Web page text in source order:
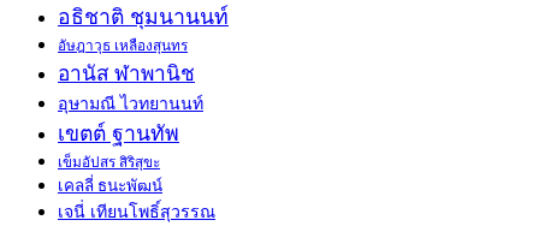
อธิชาติ ชุมนานนท์
อัษฎาวุธ เหลืองสุนทร
อานัส ฬาพานิช
อุษามณี ไวทยานนท์
เขตต์ ฐานทัพ
เข็มอัปสร สิริสุขะ
เคลลี่ ธนะพัฒน์
เจนี่ เทียนโพธิ์สุวรรณ